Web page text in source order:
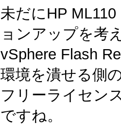
未だにHP
ョンアップを考
vSphere Flash
環境を潰せる側
フリーライセン
ですね。